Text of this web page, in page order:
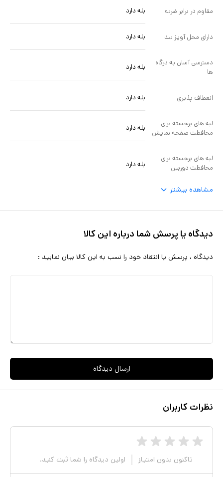
مقاوم در برابر ضربه بله دارد
دارای محل آویز بند بله دارد
دسترسی آسان به درگاه
ها
بله دارد
انعطاف پذیری بله دارد
لبه های برجسته برای
محافظت صفحه نمایش
بله دارد
لبه های برجسته برای
محافظت دوربین
بله دارد
مشاهده بیشتر
دیدگاه یا پرسش شما درباره این کالا
دیدگاه ، پرسش یا انتقاد خود را نسب به این کالا بیان نمایید :
ارسال دیدگاه
نظرات کاربران
تاکنون بدون امتیاز اولین دیدگاه را شما ثبت کنید.